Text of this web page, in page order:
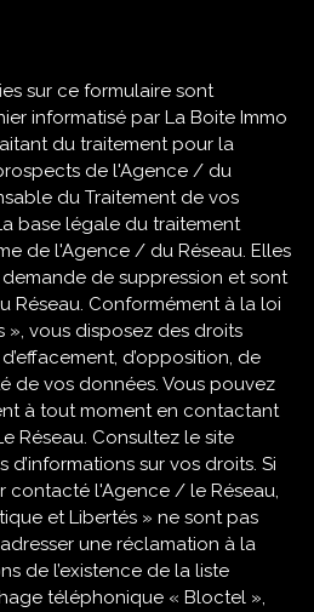
sur ce formulaire sont
informatisé par La Boite Immo
du traitement pour la
de l'Agence / du
du Traitement de vos
base légale du traitement
de l'Agence / du Réseau. Elles
de suppression et sont
Réseau. Conformément à la loi
», vous disposez des droits
d’opposition, de
de vos données. Vous pouvez
à tout moment en contactant
Réseau. Consultez le site
d’informations sur vos droits. Si
contacté l'Agence / le Réseau,
et Libertés » ne sont pas
une réclamation à la
de l’existence de la liste
téléphonique « Bloctel »,